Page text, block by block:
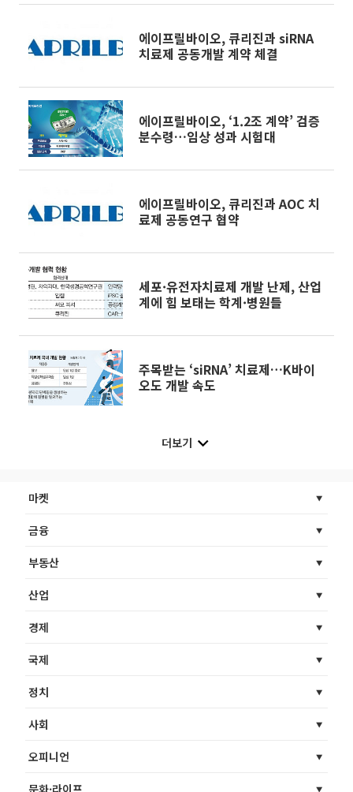
에이프릴바이오, 큐리진과 siRNA
치료제 공동개발 계약 체결
에이프릴바이오, ‘1.2조 계약’ 검증
분수령…임상 성과 시험대
에이프릴바이오, 큐리진과 AOC 치
료제 공동연구 협약
세포·유전자치료제 개발 난제, 산업
계에 힘 보태는 학계·병원들
주목받는 ‘siRNA’ 치료제…K바이
오도 개발 속도
더보기
마켓
금융
부동산
산업
경제
국제
정치
사회
오피니언
문화·라이프